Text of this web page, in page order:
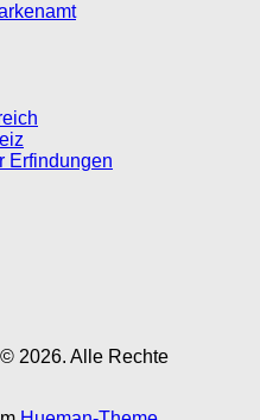
Erfindungen
2026. Alle Rechte